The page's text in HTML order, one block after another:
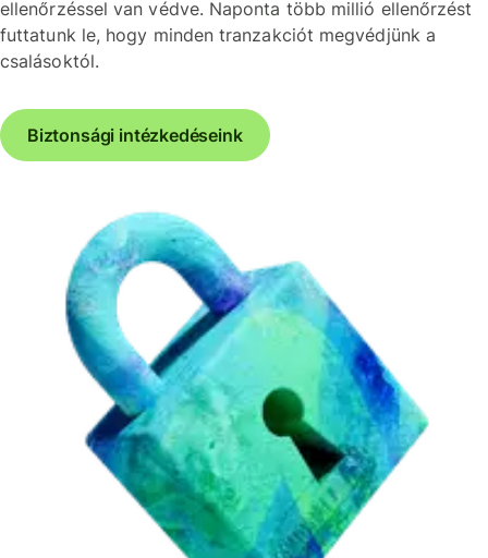
ellenőrzéssel van védve. Naponta több millió ellenőrzést
futtatunk le, hogy minden tranzakciót megvédjünk a
csalásoktól.
Biztonsági intézkedéseink